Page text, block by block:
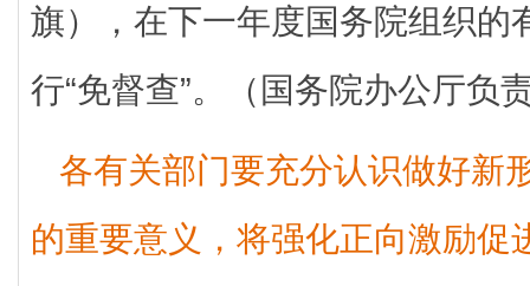
旗），在下一年度国务院组织的
行“免督查”。（国务院办公厅负
各有关部门要充分认识做好新
的重要意义，将强化正向激励促